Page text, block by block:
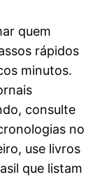
quem
rápidos
minutos.
consulte
no
use livros
que listam